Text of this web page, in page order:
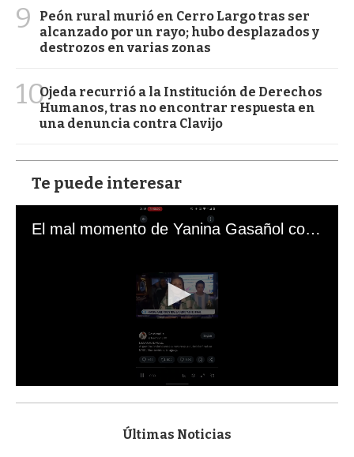
9
Peón rural murió en Cerro Largo tras ser
alcanzado por un rayo; hubo desplazados y
destrozos en varias zonas
10Ojeda recurrió a la Institución de Derechos
Humanos, tras no encontrar respuesta en
una denuncia contra Clavijo
Te puede interesar
El mal momento de Yanina Gasañol con un hincha argentino en "Subrayado"
s
Últimas Noticias